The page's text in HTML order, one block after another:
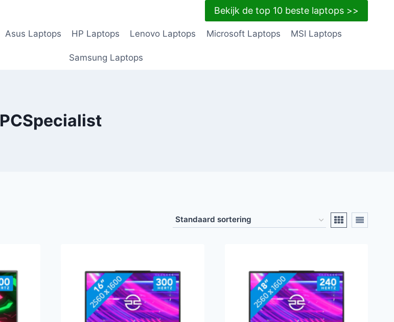
Bekijk de top 10 beste laptops >>
Asus Laptops HP Laptops Lenovo Laptops Microsoft Laptops MSI Laptops
Samsung Laptops
PCSpecialist